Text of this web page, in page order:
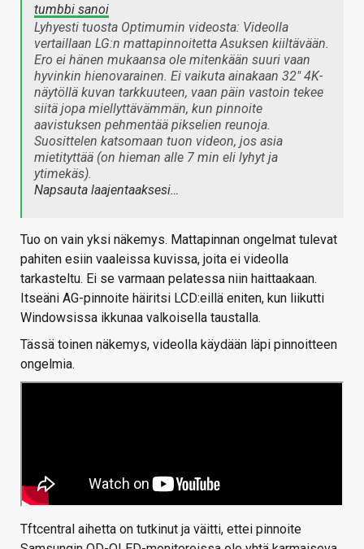
tumbbi sanoi
Lyhyesti tuosta Optimumin videosta: Videolla
vertaillaan LG:n mattapinnoitetta Asuksen kiiltävään.
Ero ei hänen mukaansa ole mitenkään suuri vaan
hyvinkin hienovarainen. Ei vaikuta ainakaan 32" 4K-
näytöllä kuvan tarkkuuteen, vaan päin vastoin tekee
siitä jopa miellyttävämmän, kun pinnoite
aavistuksen pehmentää pikselien reunoja.
Suosittelen katsomaan tuon videon, jos asia
mietityttää (on hieman alle 7 min eli lyhyt ja
ytimekäs).
Napsauta laajentaaksesi…
Tuo on vain yksi näkemys. Mattapinnan ongelmat tulevat
pahiten esiin vaaleissa kuvissa, joita ei videolla
tarkasteltu. Ei se varmaan pelatessa niin haittaakaan.
Itseäni AG-pinnoite häiritsi LCD:eillä eniten, kun liikutti
Windowsissa ikkunaa valkoisella taustalla.
Tässä toinen näkemys, videolla käydään läpi pinnoitteen
ongelmia.
Tftcentral aihetta on tutkinut ja väitti, ettei pinnoite